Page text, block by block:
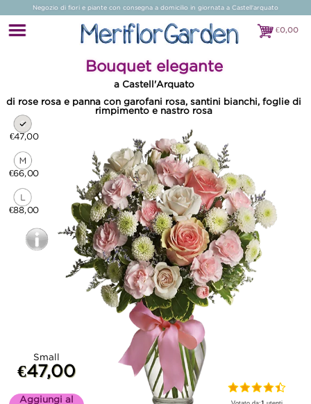
Negozio di fiori e piante con consegna a domicilio in giornata a Castell'arquato
€0,00
€0,00
Bouquet elegante
a Castell'Arquato
di rose rosa e panna con garofani rosa, santini bianchi, foglie di
rimpimento e nastro rosa
€47,00
€66,00
€88,00
Small
€47,00
Aggiungi al